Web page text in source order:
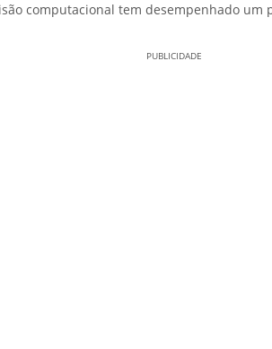
computacional tem desempenhado um
PUBLICIDADE